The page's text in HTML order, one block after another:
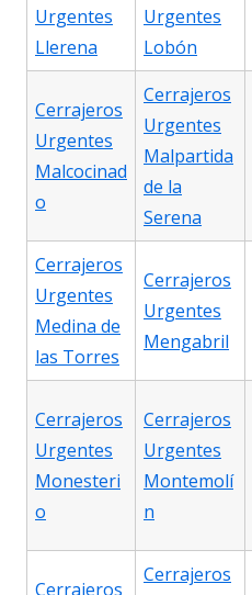
Urgentes
Llerena
Urgentes
Lobón
Cerrajeros
Urgentes
Malcocinad
o
Cerrajeros
Urgentes
Malpartida
de la
Serena
Cerrajeros
Urgentes
Medina de
las Torres
Cerrajeros
Urgentes
Mengabril
Cerrajeros
Urgentes
Monesteri
o
Cerrajeros
Urgentes
Montemolí
n
Cerrajeros
Cerrajeros